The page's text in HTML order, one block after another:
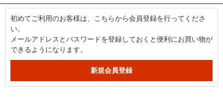
初めてご利用のお客様は、こちらから会員登録を行ってくださ
い。
メールアドレスとパスワードを登録しておくと便利にお買い物が
できるようになります。